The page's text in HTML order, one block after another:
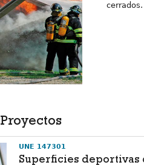
cerrados.
UNE 147301
Superficies